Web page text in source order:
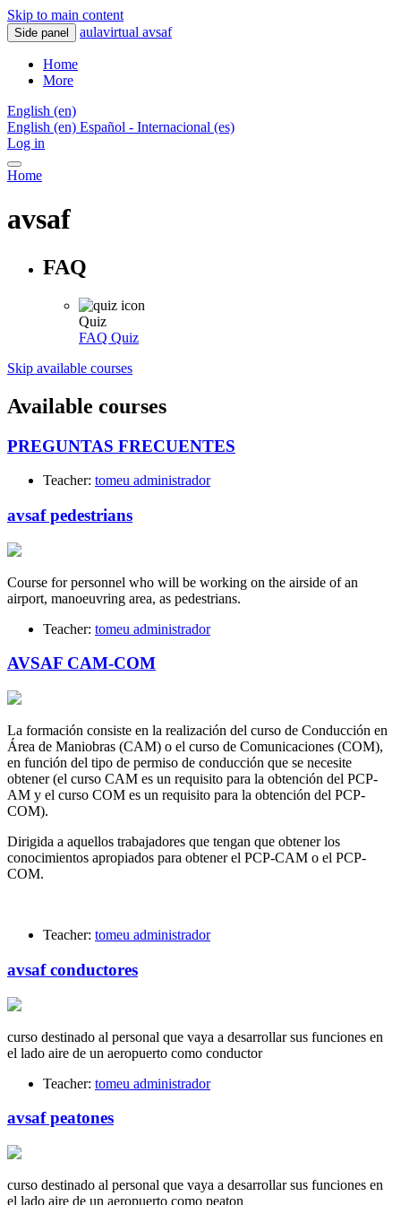
Skip to main content
Side panel aulavirtual avsaf
Home
More
English ‎(en)‎
English ‎(en)‎ Español - Internacional ‎(es)‎
Log in
Home
avsaf
FAQ
Quiz
FAQ Quiz
Skip available courses
Available courses
PREGUNTAS FRECUENTES
Teacher: tomeu administrador
avsaf pedestrians
Course for personnel who will be working on the airside of an
airport, manoeuvring area, as pedestrians.
Teacher: tomeu administrador
AVSAF CAM-COM
La formación consiste en la realización del curso de Conducción en
Área de Maniobras (CAM) o el curso de Comunicaciones (COM),
en función del tipo de permiso de conducción que se necesite
obtener (el curso CAM es un requisito para la obtención del PCP-
AM y el curso COM es un requisito para la obtención del PCP-
COM).
Dirigida a aquellos trabajadores que tengan que obtener los
conocimientos apropiados para obtener el PCP-CAM o el PCP-
COM.
Teacher: tomeu administrador
avsaf conductores
curso destinado al personal que vaya a desarrollar sus funciones en
el lado aire de un aeropuerto como conductor
Teacher: tomeu administrador
avsaf peatones
curso destinado al personal que vaya a desarrollar sus funciones en
el lado aire de un aeropuerto como peaton